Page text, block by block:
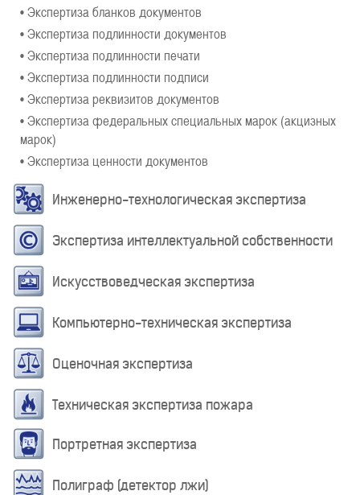
• Экспертиза бланков документов
• Экспертиза подлинности документов
• Экспертиза подлинности печати
• Экспертиза подлинности подписи
• Экспертиза реквизитов документов
• Экспертиза федеральных специальных марок (акцизных
марок)
• Экспертиза ценности документов
Инженерно-технологическая экспертиза
Экспертиза интеллектуальной собственности
Искусствоведческая экспертиза
Компьютерно-техническая экспертиза
Оценочная экспертиза
Техническая экспертиза пожара
Портретная экспертиза
Полиграф (детектор лжи)